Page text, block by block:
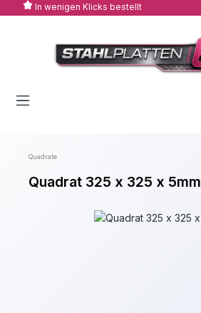
Zum Hauptinhalt springen
In wenigen Klicks bestellt
Quadrate
Quadrat 325 x 325 x 5mm
Bildergalerie überspringen